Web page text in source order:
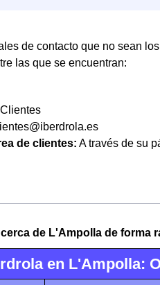
de contacto que no sean los
las que se encuentran:
de clientes: A través de su
de L'Ampolla de forma
en L'Ampolla: